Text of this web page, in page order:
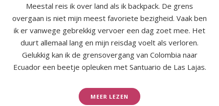
Meestal reis ik over land als ik backpack. De grens
overgaan is niet mijn meest favoriete bezigheid. Vaak ben
ik er vanwege gebrekkig vervoer een dag zoet mee. Het
duurt allemaal lang en mijn reisdag voelt als verloren.
Gelukkig kan ik de grensovergang van Colombia naar
Ecuador een beetje opleuken met Santuario de Las Lajas.
MEER LEZEN